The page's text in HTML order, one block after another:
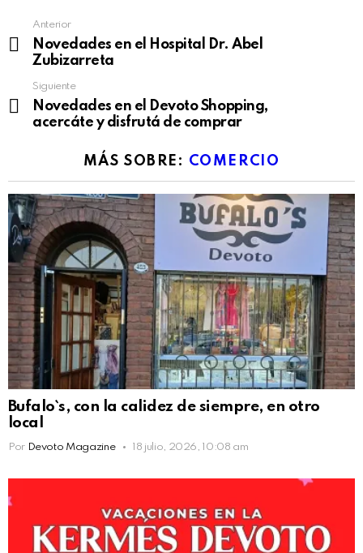
more
Anterior
Novedades en el Hospital Dr. Abel
Zubizarreta
Siguiente
Novedades en el Devoto Shopping,
acercáte y disfrutá de comprar
MÁS SOBRE: COMERCIO
Bufalo`s, con la calidez de siempre, en otro
local
Por Devoto Magazine 18 julio, 2026, 10:08 am